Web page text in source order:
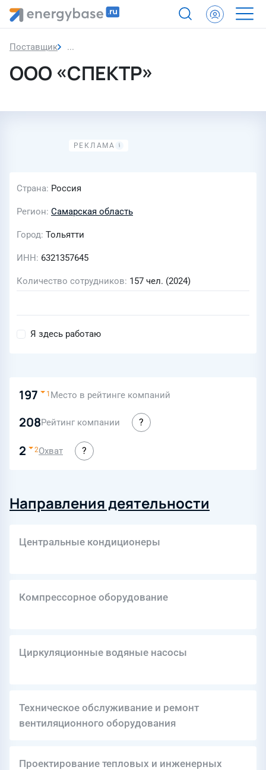
Поставщик ООО «СПЕКТР»
ООО «СПЕКТР»
Страна Россия
Регион Самарская область
Город Тольятти
ИНН 6321357645
Количество сотрудников 157 чел. (2024)
Я здесь работаю
197 1 Место в рейтинге компаний
208Рейтинг компании
2 2Охват
Направления деятельности
Центральные кондиционеры
Компрессорное оборудование
Циркуляционные водяные насосы
Техническое обслуживание и ремонт
вентиляционного оборудования
Проектирование тепловых и инженерных